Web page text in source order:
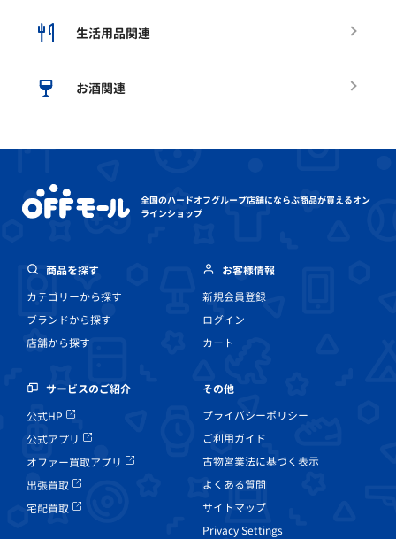
生活用品関連
お酒関連
全国のハードオフグループ店舗にならぶ商品が買えるオン
ラインショップ
商品を探す
カテゴリーから探す
ブランドから探す
店舗から探す
お客様情報
新規会員登録
ログイン
カート
サービスのご紹介
公式HP
公式アプリ
オファー買取アプリ
出張買取
宅配買取
その他
プライバシーポリシー
ご利用ガイド
古物営業法に基づく表示
よくある質問
サイトマップ
Privacy Settings